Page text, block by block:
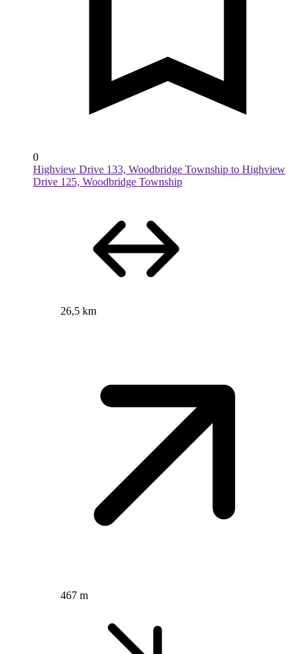
0
Highview Drive 133, Woodbridge Township to Highview
Drive 125, Woodbridge Township
26,5 km
467 m